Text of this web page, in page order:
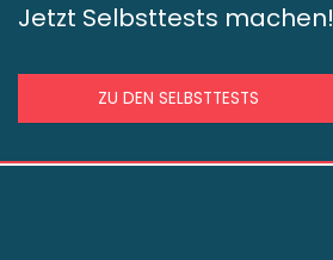
Jetzt Selbsttests machen!
ZU DEN SELBSTTESTS